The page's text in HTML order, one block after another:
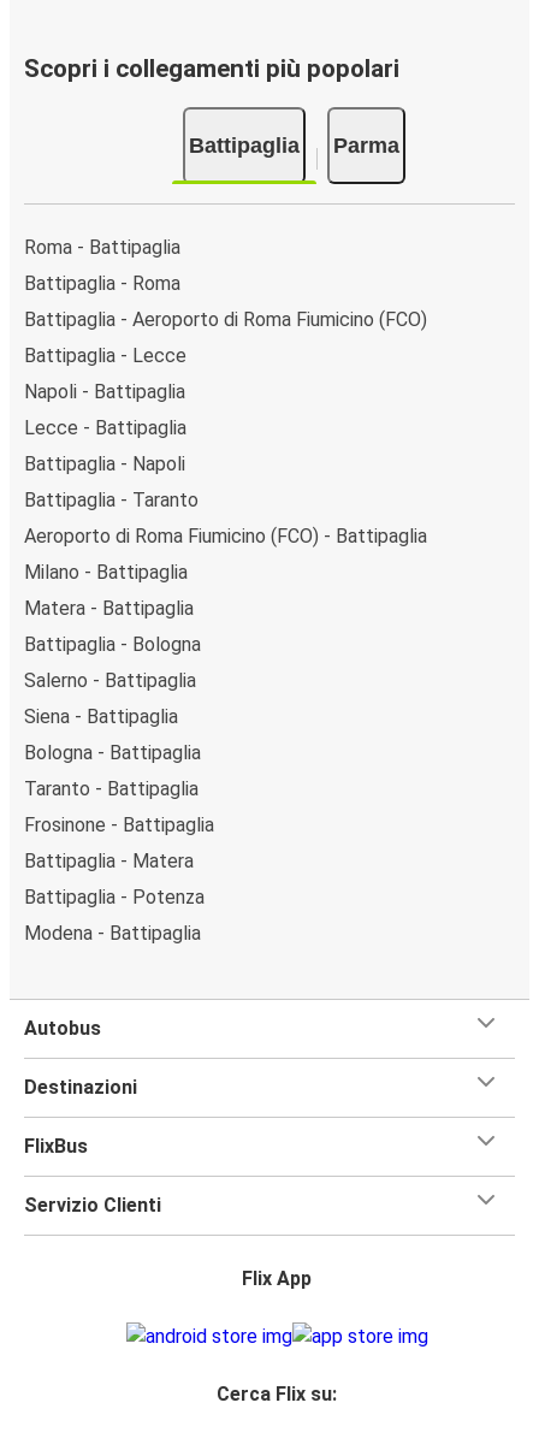
Scopri i collegamenti più popolari
Battipaglia Parma
Roma - Battipaglia
Battipaglia - Roma
Battipaglia - Aeroporto di Roma Fiumicino (FCO)
Battipaglia - Lecce
Napoli - Battipaglia
Lecce - Battipaglia
Battipaglia - Napoli
Battipaglia - Taranto
Aeroporto di Roma Fiumicino (FCO) - Battipaglia
Milano - Battipaglia
Matera - Battipaglia
Battipaglia - Bologna
Salerno - Battipaglia
Siena - Battipaglia
Bologna - Battipaglia
Taranto - Battipaglia
Frosinone - Battipaglia
Battipaglia - Matera
Battipaglia - Potenza
Modena - Battipaglia
Autobus
Destinazioni
FlixBus
Servizio Clienti
Flix App
Cerca Flix su: